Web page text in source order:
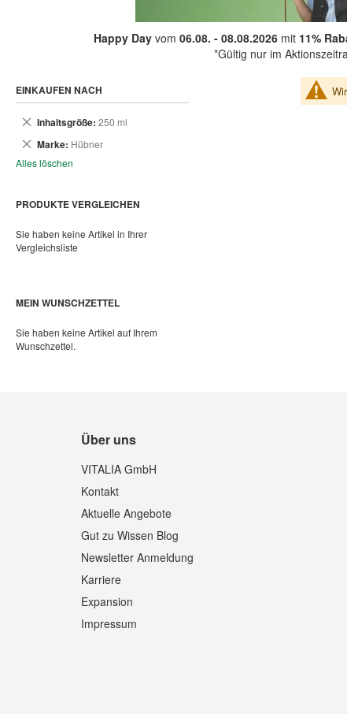
Happy Dayvom 06.08. - 08.08.2026mit 11%
*Gültig nur im
EINKAUFEN NACH
Inhaltsgröße 250 ml
Dies
Marke Hübner
Dies
Alles löschen
PRODUKTE VERGLEICHEN
Sie haben keine Artikel in Ihrer
Vergleichsliste
MEIN WUNSCHZETTEL
Sie haben keine Artikel auf Ihrem
Wunschzettel.
Über uns
VITALIA GmbH
Kontakt
Aktuelle Angebote
Gut zu Wissen Blog
Newsletter Anmeldung
Karriere
Expansion
Impressum